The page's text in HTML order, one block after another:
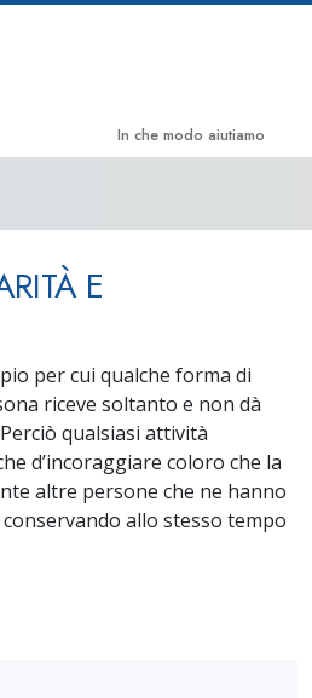
Scientology
In che modo aiutiamo
La Verità sulla Droga
Uniti per i Diritti Umani
Comitato dei Cittadini per i
Umani
Servizi
E
per cui qualche forma di
riceve soltanto e non dà
qualsiasi attività
d’incoraggiare coloro che la
altre persone che ne hanno
allo stesso tempo